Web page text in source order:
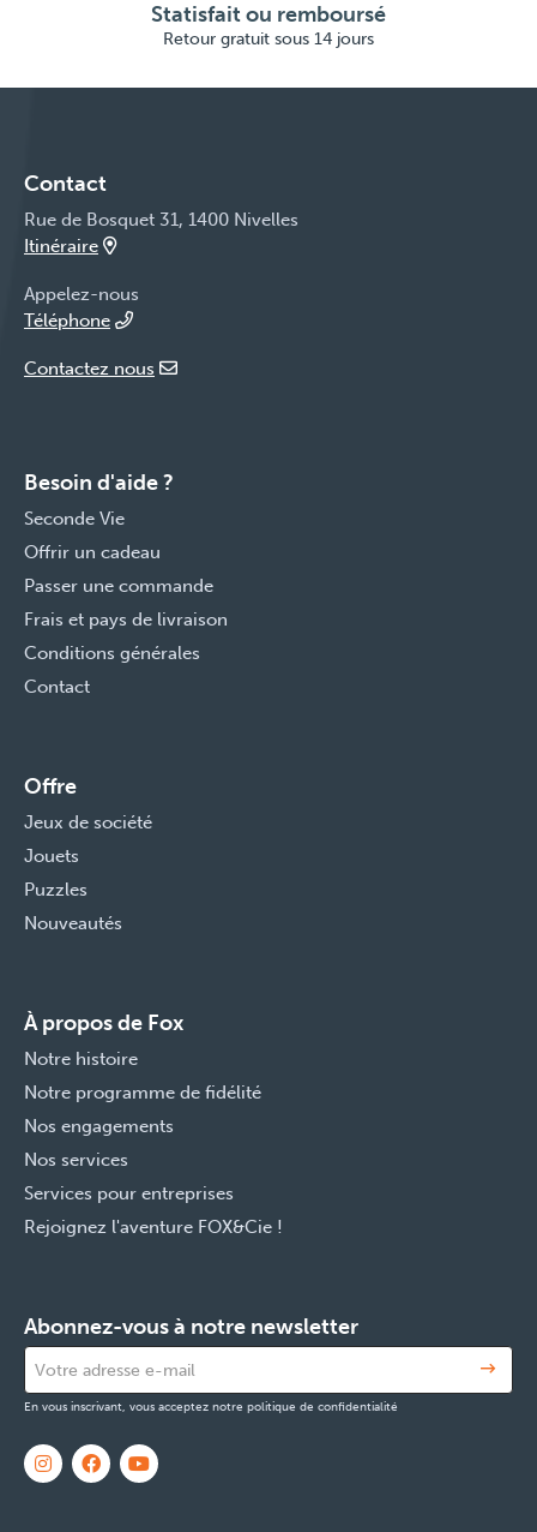
Statisfait ou remboursé
Retour gratuit sous 14 jours
Contact
Rue de Bosquet 31, 1400 Nivelles
Itinéraire
Appelez-nous
Téléphone
Contactez nous
Besoin d'aide ?
Seconde Vie
Offrir un cadeau
Passer une commande
Frais et pays de livraison
Conditions générales
Contact
Offre
Jeux de société
Jouets
Puzzles
Nouveautés
À propos de Fox
Notre histoire
Notre programme de fidélité
Nos engagements
Nos services
Services pour entreprises
Rejoignez l'aventure FOX&Cie !
Abonnez-vous à notre newsletter
En vous inscrivant, vous acceptez notre politique de confidentialité